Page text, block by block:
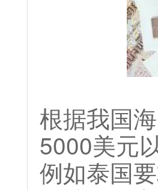
根据我国
5000美元
例如泰国